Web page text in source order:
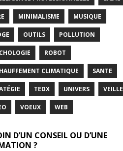
MINIMALISME MUSIQUE
OUTILS POLLUTION
ROBOT
CLIMATIQUE SANTE
TEDX UNIVERS VEILLE
VOEUX WEB
D’UN CONSEIL OU D’UNE
?